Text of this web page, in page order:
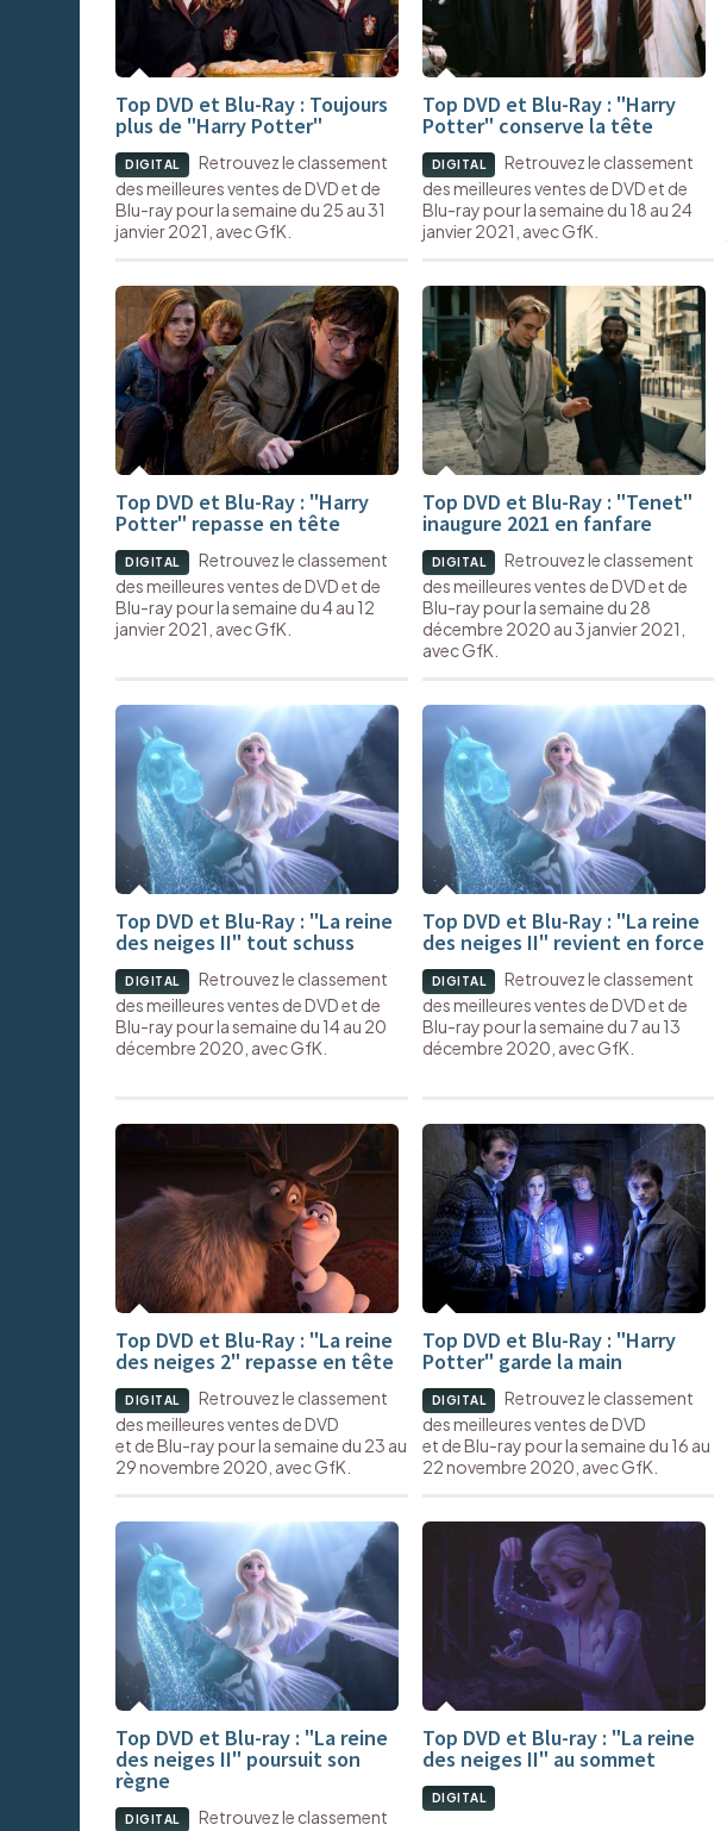
Top DVD et Blu-Ray : Toujours
plus de "Harry Potter"
DIGITAL
Retrouvez le classement
des meilleures ventes de DVD et de
Blu-ray pour la semaine du 25 au 31
janvier 2021, avec GfK.
Top DVD et Blu-Ray : "Harry
Potter" conserve la tête
DIGITAL
Retrouvez le classement
des meilleures ventes de DVD et de
Blu-ray pour la semaine du 18 au 24
janvier 2021, avec GfK.
Top DVD et Blu-Ray : "Harry
Potter" repasse en tête
DIGITAL
Retrouvez le classement
des meilleures ventes de DVD et de
Blu-ray pour la semaine du 4 au 12
janvier 2021, avec GfK.
Top DVD et Blu-Ray : "Tenet"
inaugure 2021 en fanfare
DIGITAL
Retrouvez le classement
des meilleures ventes de DVD et de
Blu-ray pour la semaine du 28
décembre 2020 au 3 janvier 2021,
avec GfK.
Top DVD et Blu-Ray : "La reine
des neiges II" tout schuss
DIGITAL
Retrouvez le classement
des meilleures ventes de DVD et de
Blu-ray pour la semaine du 14 au 20
décembre 2020, avec GfK.
Top DVD et Blu-Ray : "La reine
des neiges II" revient en force
DIGITAL
Retrouvez le classement
des meilleures ventes de DVD et de
Blu-ray pour la semaine du 7 au 13
décembre 2020, avec GfK.
Top DVD et Blu-Ray : "La reine
des neiges 2" repasse en tête
DIGITAL
Retrouvez le classement
des meilleures ventes de DVD
et de Blu-ray pour la semaine du 23 au
29 novembre 2020, avec GfK.
Top DVD et Blu-Ray : "Harry
Potter" garde la main
DIGITAL
Retrouvez le classement
des meilleures ventes de DVD
et de Blu-ray pour la semaine du 16 au
22 novembre 2020, avec GfK.
Top DVD et Blu-ray : "La reine
des neiges II" poursuit son
règne
DIGITAL
Retrouvez le classement
Top DVD et Blu-ray : "La reine
des neiges II" au sommet
DIGITAL